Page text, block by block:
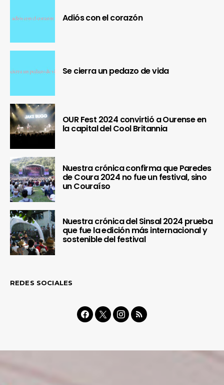
Adiós con el corazón
Se cierra un pedazo de vida
OUR Fest 2024 convirtió a Ourense en
la capital del Cool Britannia
Nuestra crónica confirma que Paredes
de Coura 2024 no fue un festival, sino
un Couraíso
Nuestra crónica del Sinsal 2024 prueba
que fue la edición más internacional y
sostenible del festival
REDES SOCIALES